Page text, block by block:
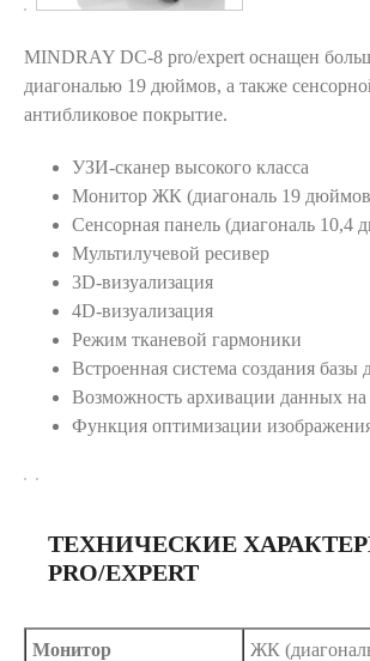
MINDRAY DC-8 pro/expert оснащен
диагональю 19 дюймов, а также
антибликовое покрытие.
УЗИ-сканер высокого класса
Монитор ЖК (диагональ 19
Сенсорная панель (диагональ 10,4
Мультилучевой ресивер
3D-визуализация
4D-визуализация
Режим тканевой гармоники
Встроенная система создания базы
Возможность архивации данных на
Функция оптимизации
ТЕХНИЧЕСКИЕ
PRO/EXPERT
Монитор ЖК